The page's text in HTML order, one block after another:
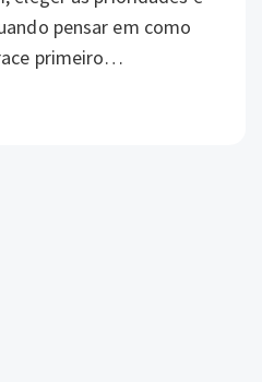
pensar em como
primeiro…